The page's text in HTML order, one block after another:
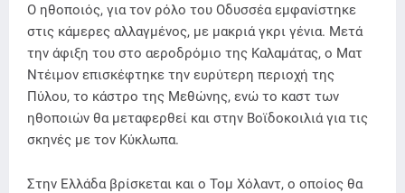
Ο ηθοποιός, για τον ρόλο του Οδυσσέα εμφανίστηκε
στις κάμερες αλλαγμένος, με μακριά γκρι γένια. Μετά
την άφιξη του στο αεροδρόμιο της Καλαμάτας, ο Ματ
Ντέιμον επισκέφτηκε την ευρύτερη περιοχή της
Πύλου, το κάστρο της Μεθώνης, ενώ το καστ των
ηθοποιών θα μεταφερθεί και στην Βοϊδοκοιλιά για τις
σκηνές με τον Κύκλωπα.
Στην Ελλάδα βρίσκεται και ο Τομ Χόλαντ, ο οποίος θα